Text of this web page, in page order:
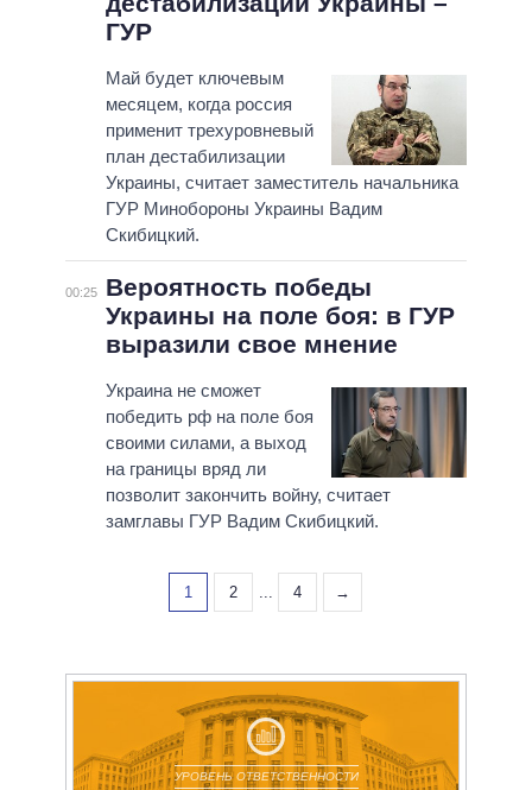
ГУР
Май будет ключевым
месяцем, когда россия
применит трехуровневый
план дестабилизации
Украины, считает заместитель начальника
ГУР Минобороны Украины Вадим
Скибицкий.
00:25
Вероятность победы
Украины на поле боя: в ГУР
выразили свое мнение
Украина не сможет
победить рф на поле боя
своими силами, а выход
на границы вряд ли
позволит закончить войну, считает
замглавы ГУР Вадим Скибицкий.
1 2 ... 4 →
УРОВЕНЬ ОТВЕТСТВЕННОСТИ